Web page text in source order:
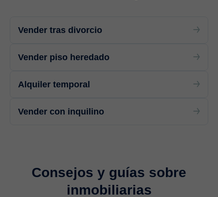
Vender tras divorcio
Vender piso heredado
Alquiler temporal
Vender con inquilino
Consejos y guías sobre
inmobiliarias